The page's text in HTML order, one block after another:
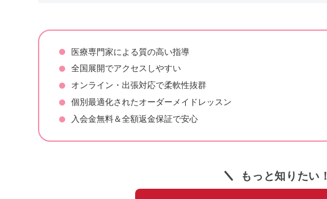
医療専門家による質の高い指導
全国展開でアクセスしやすい
オンライン・出張対応で柔軟性抜群
個別最適化されたオーダーメイドレッスン
入会金無料＆全額返金保証で安心
もっと知りたい！